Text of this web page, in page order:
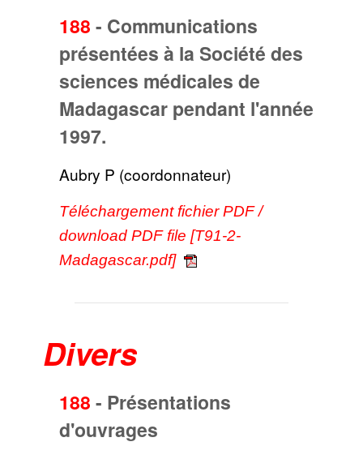
188 - Communications
présentées à la Société des
sciences médicales de
Madagascar pendant l'année
1997.
Aubry P (coordonnateur)
Téléchargement fichier PDF /
download PDF file [T91-2-
Madagascar.pdf]
Divers
188 - Présentations
d'ouvrages